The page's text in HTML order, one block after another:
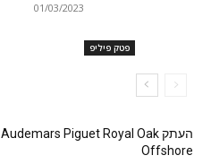
פטק פיליפ
01/03/2023
העתק Audemars Piguet Royal Oak
Offshore